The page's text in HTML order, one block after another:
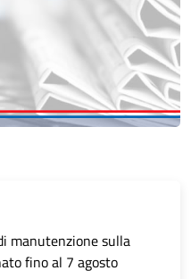
manutenzione sulla
fino al 7 agosto